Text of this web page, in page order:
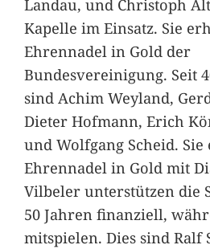
Landau, und Christoph
Kapelle im Einsatz. Sie
Ehrennadel in Gold der
Bundesvereinigung. Seit
sind Achim Weyland,
Dieter Hofmann, Erich
und Wolfgang Scheid.
Ehrennadel in Gold mit
Vilbeler unterstützen die
50 Jahren finanziell,
mitspielen. Dies sind Ralf